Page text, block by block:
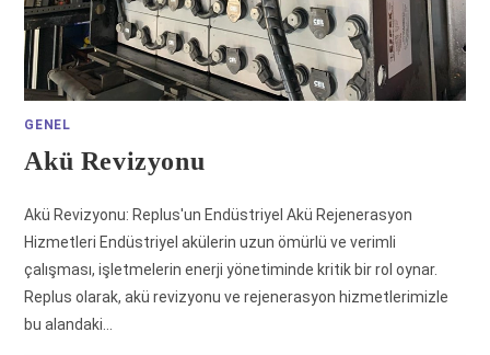
GENEL
Akü Revizyonu
Akü Revizyonu: Replus'un Endüstriyel Akü Rejenerasyon
Hizmetleri Endüstriyel akülerin uzun ömürlü ve verimli
çalışması, işletmelerin enerji yönetiminde kritik bir rol oynar.
Replus olarak, akü revizyonu ve rejenerasyon hizmetlerimizle
bu alandaki…